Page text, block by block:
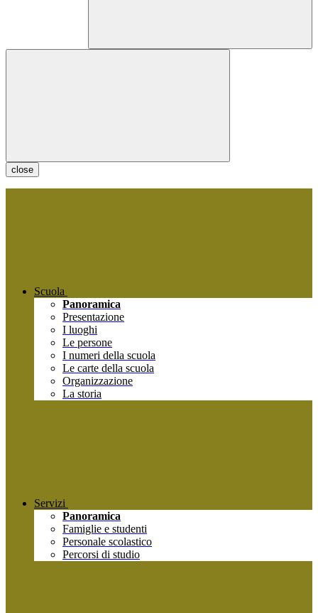
close
Scuola
Panoramica
Presentazione
I luoghi
Le persone
I numeri della scuola
Le carte della scuola
Organizzazione
La storia
Servizi
Panoramica
Famiglie e studenti
Personale scolastico
Percorsi di studio